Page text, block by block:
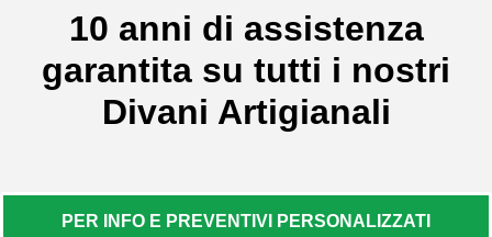
10 anni di assistenza
garantita su tutti i nostri
Divani Artigianali
PER INFO E PREVENTIVI PERSONALIZZATI